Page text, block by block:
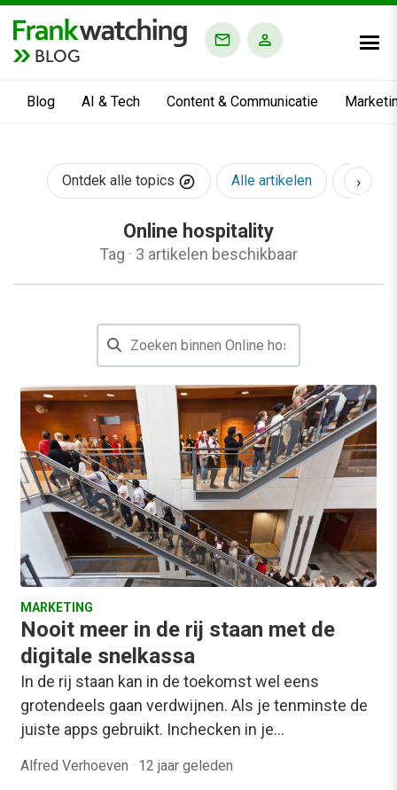
BLOG
Blog AI & Tech Content & Communicatie
Ontdek alle topics Alle artikelen AI &
›
Online hospitality
Tag · 3 artikelen beschikbaar
MARKETING
Nooit meer in de rij staan met de
digitale snelkassa
In de rij staan kan in de toekomst wel eens
grotendeels gaan verdwijnen. Als je tenminste de
juiste apps gebruikt. Inchecken in je…
Alfred Verhoeven · 12 jaar geleden